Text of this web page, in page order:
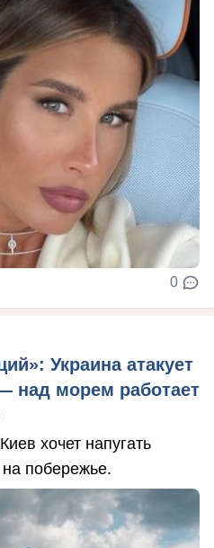
0
Украина атакует
над морем работает
хочет напугать
побережье.